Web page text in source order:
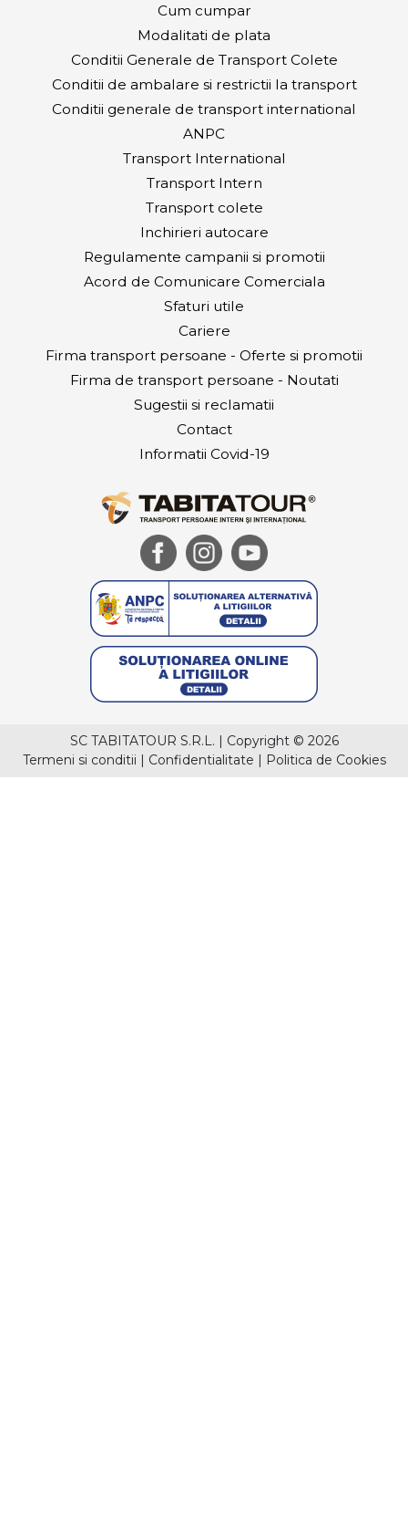
Cum cumpar
Modalitati de plata
Conditii Generale de Transport Colete
Conditii de ambalare si restrictii la transport
Conditii generale de transport international
ANPC
Transport International
Transport Intern
Transport colete
Inchirieri autocare
Regulamente campanii si promotii
Acord de Comunicare Comerciala
Sfaturi utile
Cariere
Firma transport persoane - Oferte si promotii
Firma de transport persoane - Noutati
Sugestii si reclamatii
Contact
Informatii Covid-19
SC TABITATOUR S.R.L. | Copyright © 2026
Termeni si conditii | Confidentialitate | Politica de Cookies